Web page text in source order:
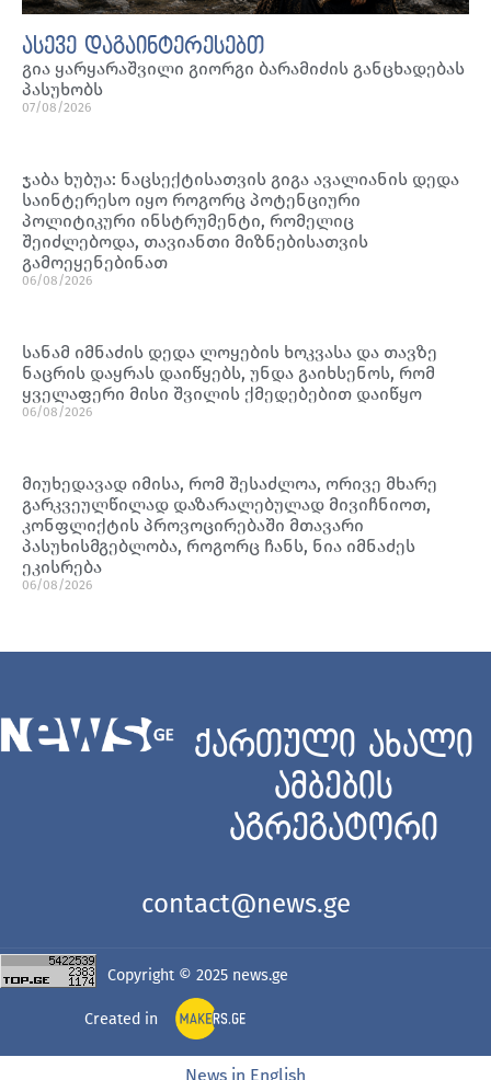
ასევე დაგაინტერესებთ
გია ყარყარაშვილი გიორგი ბარამიძის განცხადებას
პასუხობს
07/08/2026
ჯაბა ხუბუა: ნაცსექტისათვის გიგა ავალიანის დედა
საინტერესო იყო როგორც პოტენციური
პოლიტიკური ინსტრუმენტი, რომელიც
შეიძლებოდა, თავიანთი მიზნებისათვის
გამოეყენებინათ
06/08/2026
სანამ იმნაძის დედა ლოყების ხოკვასა და თავზე
ნაცრის დაყრას დაიწყებს, უნდა გაიხსენოს, რომ
ყველაფერი მისი შვილის ქმედებებით დაიწყო
06/08/2026
მიუხედავად იმისა, რომ შესაძლოა, ორივე მხარე
გარკვეულწილად დაზარალებულად მივიჩნიოთ,
კონფლიქტის პროვოცირებაში მთავარი
პასუხისმგებლობა, როგორც ჩანს, ნია იმნაძეს
ეკისრება
06/08/2026
ქართული ახალი
ამბების
აგრეგატორი
contact@news.ge
Copyright © 2025 news.ge
Created in
News in English